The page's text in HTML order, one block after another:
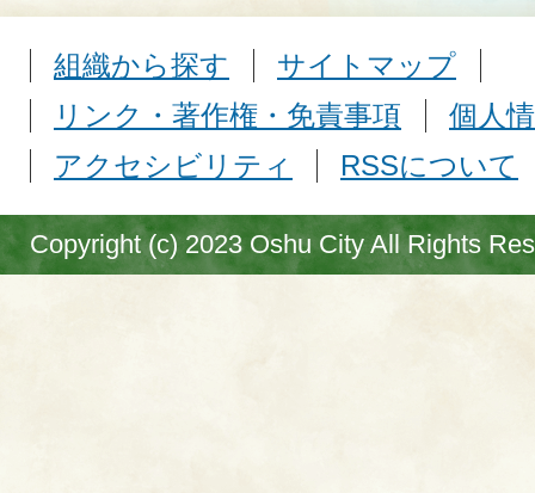
組織から探す
サイトマップ
リンク・著作権・免責事項
個人
アクセシビリティ
RSSについて
Copyright (c) 2023 Oshu City All Rights